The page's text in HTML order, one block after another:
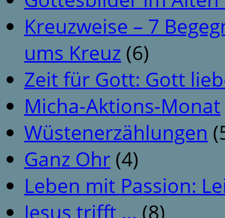
Kreuzweise – 7
ums Kreuz (6)
Zeit für Gott: Gott
Micha-Aktions-Monat
Wüstenerzählungen
Ganz Ohr (4)
Leben mit Passion:
Jesus trifft … (8)